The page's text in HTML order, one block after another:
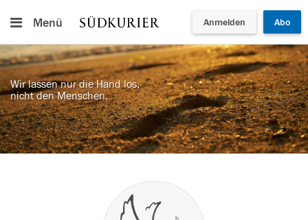
Menü Anmelden Abo
Wir lassen nur die Hand los,
nicht den Menschen.